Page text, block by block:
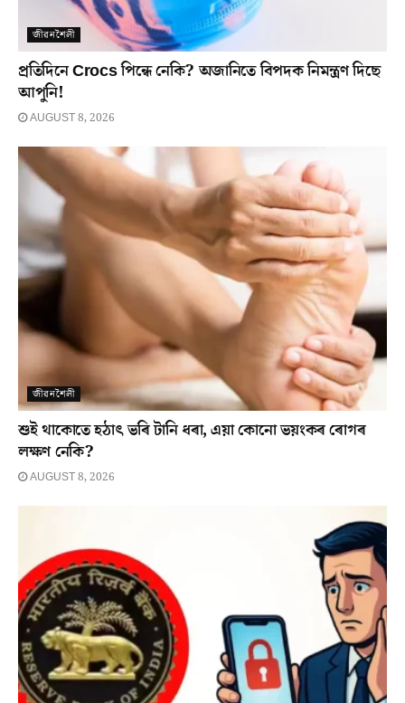
জীৱনশৈলী
প্ৰতিদিনে Crocs পিন্ধে নেকি? অজানিতে বিপদক নিমন্ত্ৰণ দিছে
আপুনি!
AUGUST 8, 2026
জীৱনশৈলী
শুই থাকোতে হঠাৎ ভৰি টানি ধৰা, এয়া কোনো ভয়ংকৰ ৰোগৰ
লক্ষণ নেকি?
AUGUST 8, 2026